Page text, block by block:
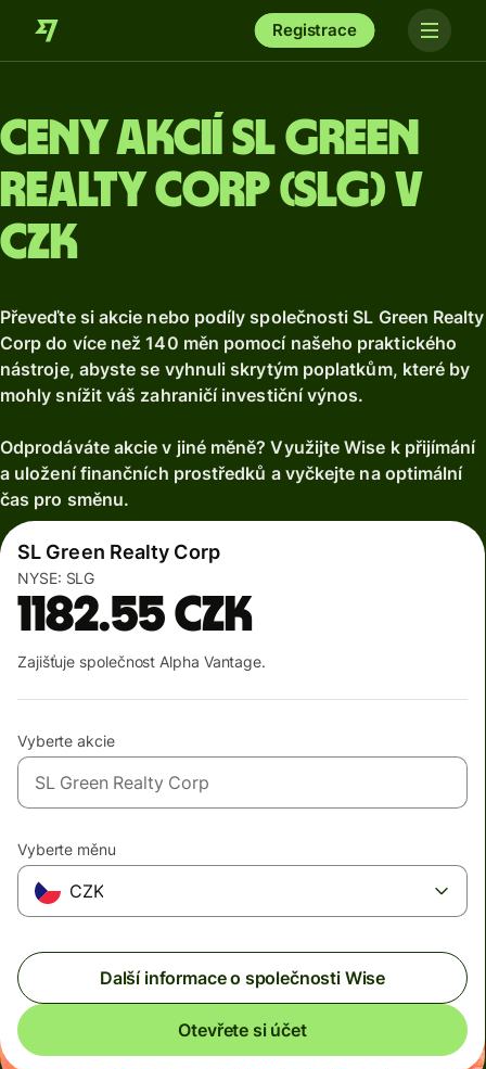
Registrace
Ceny akcií SL Green
Realty Corp (SLG) v
CZK
Převeďte si akcie nebo podíly společnosti SL Green Realty
Corp do více než 140 měn pomocí našeho praktického
nástroje, abyste se vyhnuli skrytým poplatkům, které by
mohly snížit váš zahraničí investiční výnos.
Odprodáváte akcie v jiné měně? Využijte Wise k přijímání
a uložení finančních prostředků a vyčkejte na optimální
čas pro směnu.
SL Green Realty Corp
NYSE: SLG
1182.55CZK
Zajišťuje společnost Alpha Vantage.
Vyberte akcie
Vyberte měnu
CZK
Další informace o společnosti Wise
Otevřete si účet